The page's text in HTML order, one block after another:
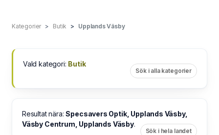
Kategorier Butik Upplands Väsby
Vald kategori: Butik
Sök i alla kategorier
Resultat nära:Specsavers Optik, Upplands Väsby,
Väsby Centrum, Upplands Väsby.
Sök i hela landet